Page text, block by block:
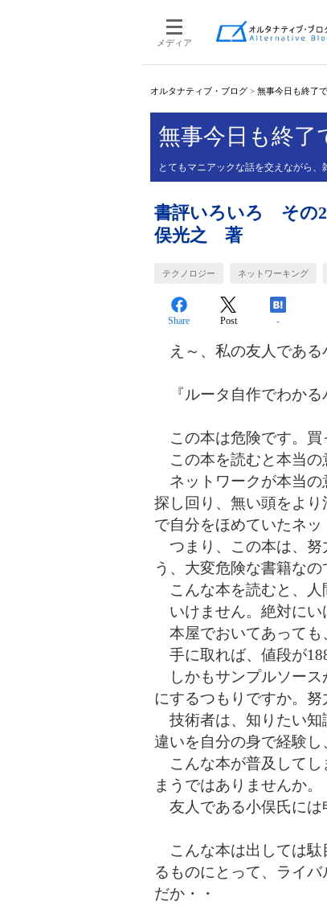
メディア
オルタナティブ・ブログ > 無事今日も終了
無事今日も終了
とてもマニアックな話を交えながら、
書評いろいろ その
俣光之 著
テクノロジー ネットワーキング
Share Post -
え～、私の友人である
『ルータ自作でわかる
この本は危険です。買
この本を読むと本当の
ネットワークが本当の
探し回り、無い頭をよ
で自分をほめていたネッ
つまり、この本は、努
う、大変危険な書籍なの
こんな本を読むと、人
いけません。絶対にい
本屋でおいてあっても
手に取れば、値段が
しかもサンプルソース
にするつもりですか。努
技術者は、知りたい知
違いを自分の身で経験し
こんな本が普及してし
まうではありませんか。
友人である小俣氏には
こんな本は出しては駄
るものにとって、ライ
だか・・